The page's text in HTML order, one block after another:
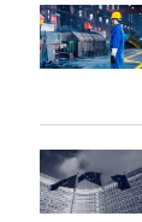
до
потрясінь:
Glencore
Каслінський
завод
виготовив
для
Бєлгорода
Деріжебур
завершує
придбання